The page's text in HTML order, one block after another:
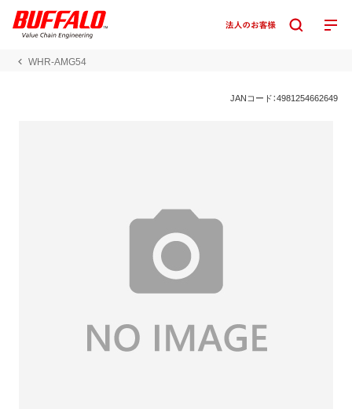
WHR-AMG54
JANコード：4981254662649